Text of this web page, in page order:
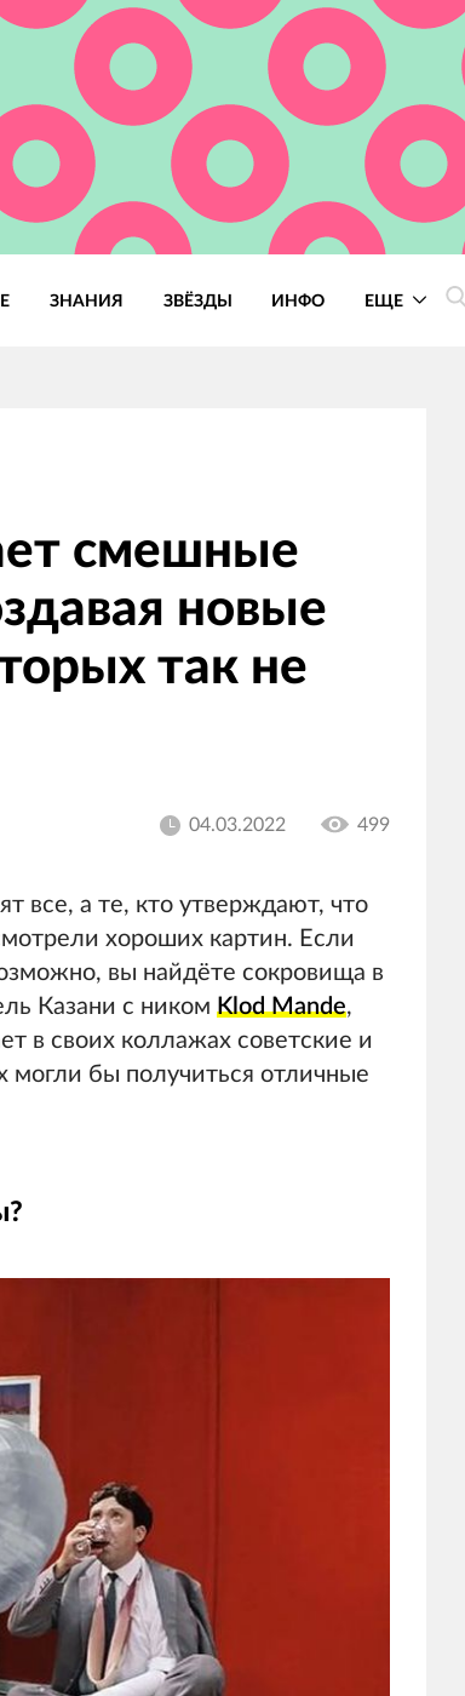
ЗНАНИЯ ЗВЁЗДЫ ИНФО ЕЩЕ
смешные
новые
так не
04.03.2022 499
все, а те, кто утверждают, что
хороших картин. Если
вы найдёте сокровища в
Казани с ником Klod Mande,
в своих коллажах советские и
могли бы получиться отличные